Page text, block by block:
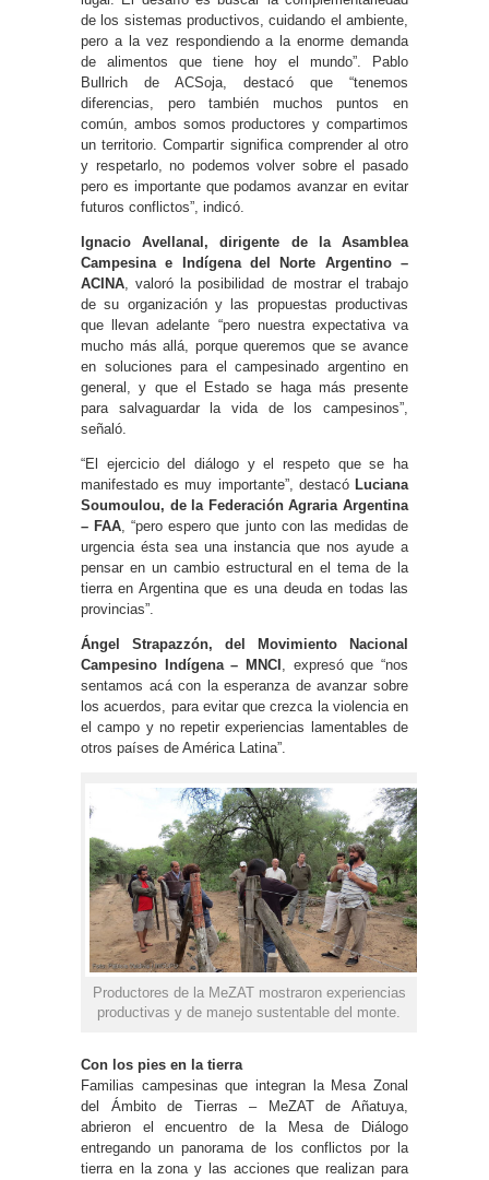
de los sistemas productivos, cuidando el ambiente,
pero a la vez respondiendo a la enorme demanda
de alimentos que tiene hoy el mundo”. Pablo
Bullrich de ACSoja, destacó que “tenemos
diferencias, pero también muchos puntos en
común, ambos somos productores y compartimos
un territorio. Compartir significa comprender al otro
y respetarlo, no podemos volver sobre el pasado
pero es importante que podamos avanzar en evitar
futuros conflictos”, indicó.
Ignacio Avellanal, dirigente de la Asamblea
Campesina e Indígena del Norte Argentino –
ACINA, valoró la posibilidad de mostrar el trabajo
de su organización y las propuestas productivas
que llevan adelante “pero nuestra expectativa va
mucho más allá, porque queremos que se avance
en soluciones para el campesinado argentino en
general, y que el Estado se haga más presente
para salvaguardar la vida de los campesinos”,
señaló.
“El ejercicio del diálogo y el respeto que se ha
manifestado es muy importante”, destacó Luciana
Soumoulou, de la Federación Agraria Argentina
– FAA, “pero espero que junto con las medidas de
urgencia ésta sea una instancia que nos ayude a
pensar en un cambio estructural en el tema de la
tierra en Argentina que es una deuda en todas las
provincias”.
Ángel Strapazzón, del Movimiento Nacional
Campesino Indígena – MNCI , expresó que “nos
sentamos acá con la esperanza de avanzar sobre
los acuerdos, para evitar que crezca la violencia en
el campo y no repetir experiencias lamentables de
otros países de América Latina”.
Productores de la MeZAT mostraron experiencias
productivas y de manejo sustentable del monte.
Con los pies en la tierra
Familias campesinas que integran la Mesa Zonal
del Ámbito de Tierras – MeZAT de Añatuya,
abrieron el encuentro de la Mesa de Diálogo
entregando un panorama de los conflictos por la
tierra en la zona y las acciones que realizan para